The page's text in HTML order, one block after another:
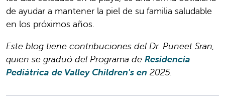
de ayudar a mantener la piel de su familia saludable
en los próximos años.
Este blog tiene contribuciones del Dr. Puneet Sran,
quien se graduó del Programa de Residencia
Pediátrica de Valley Children's en 2025.